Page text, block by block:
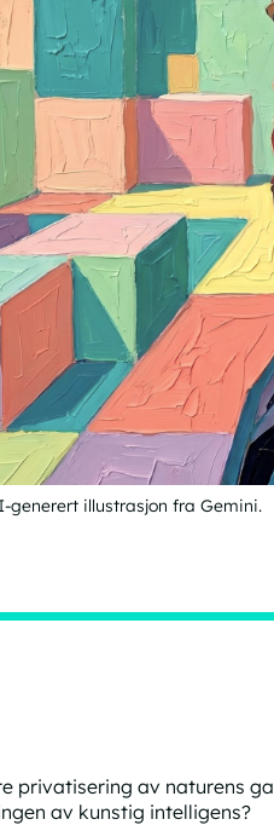
generert illustrasjon fra Gemini.
privatisering av naturens
av kunstig intelligens?